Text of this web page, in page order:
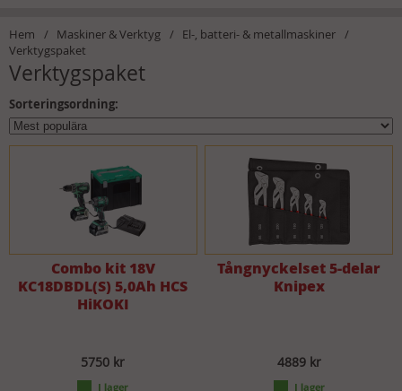
Hem Maskiner & Verktyg
El-, batteri- & metallmaskiner
Verktygspaket
Verktygspaket
Sorteringsordning:
Combo kit 18V
KC18DBDL(S) 5,0Ah HCS
HiKOKI
5750 kr
Tångnyckelset 5-delar
Knipex
4889 kr